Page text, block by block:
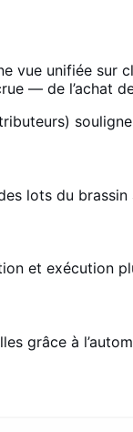
vue unifiée
— de l’achat
lots du brassin
et exécution
grâce à